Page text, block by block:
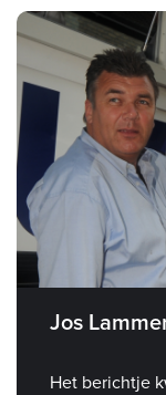
Jos
Het berichtje